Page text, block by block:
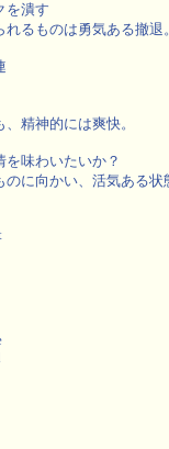
を潰す
れるものは勇気ある撤退
、精神的には爽快。
を味わいたいか？
に向かい、活気ある状